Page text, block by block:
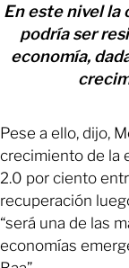
En este nivel la
podría ser
economía,
Pese a ello, dijo,
crecimiento de la
2.0 por ciento
recuperación
“será una de las
economías